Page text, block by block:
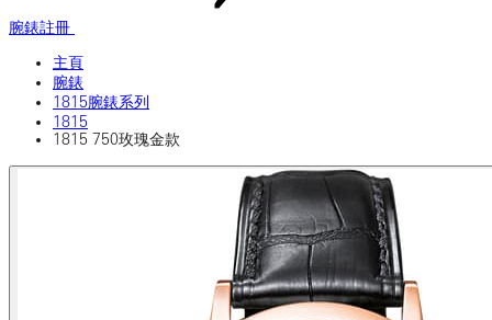
腕錶註冊
主頁
腕錶
1815腕錶系列
1815
1815 750玫瑰金款